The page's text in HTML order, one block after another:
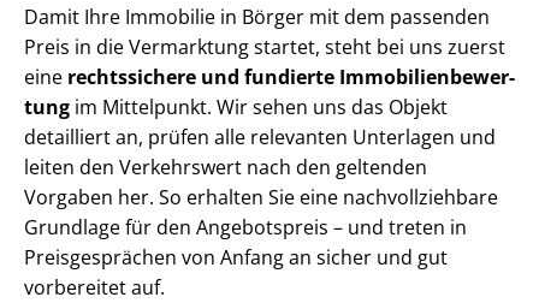
Damit Ihre Immobilie in Börger mit dem passenden
Preis in die Vermarktung startet, steht bei uns zuerst
eine rechtssichere und fundierte Im­mo­bi­li­en­be­wer­
tung im Mittelpunkt. Wir sehen uns das Objekt
detailliert an, prüfen alle relevanten Unterlagen und
leiten den Verkehrswert nach den geltenden
Vorgaben her. So erhalten Sie eine nach­voll­zieh­ba­re
Grundlage für den Angebotspreis – und treten in
Preisgesprächen von Anfang an sicher und gut
vorbereitet auf.